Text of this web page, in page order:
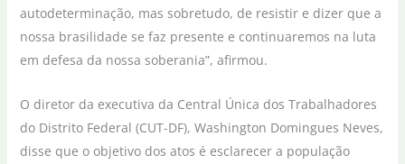
autodeterminação, mas sobretudo, de resistir e dizer que a
nossa brasilidade se faz presente e continuaremos na luta
em defesa da nossa soberania”, afirmou.
O diretor da executiva da Central Única dos Trabalhadores
do Distrito Federal (CUT-DF), Washington Domingues Neves,
disse que o objetivo dos atos é esclarecer a população